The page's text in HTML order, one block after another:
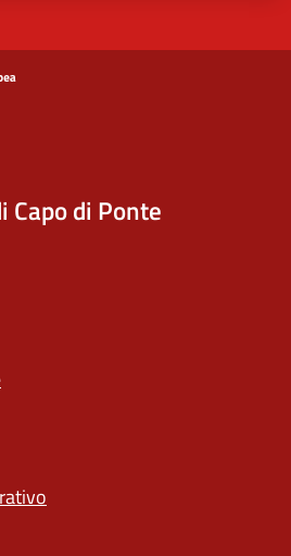
Capo di Ponte